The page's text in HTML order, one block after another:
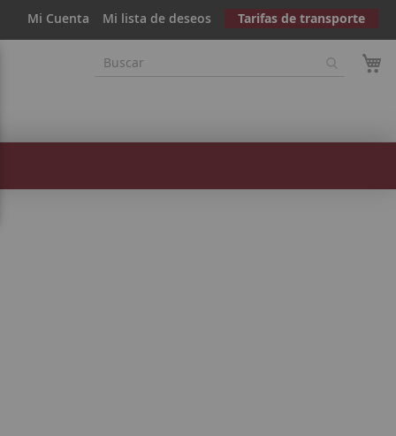
Mi Cuenta Mi lista de deseos Tarifas de transporte